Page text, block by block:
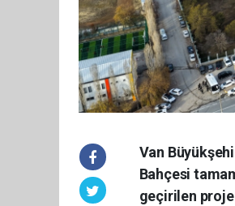
Van
Bahçesi
geçirilen proje